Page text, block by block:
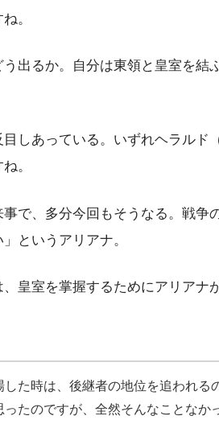
。
出るか。自分は東領と皇室を結
しあっている。いずれヘラルド
。
で、多分今回もそうなる。戦争
というアリアナ。
皇室を掌握するためにアリアナ
した時は、後継者の地位を追われる
ったのですが、全然そんなことなか